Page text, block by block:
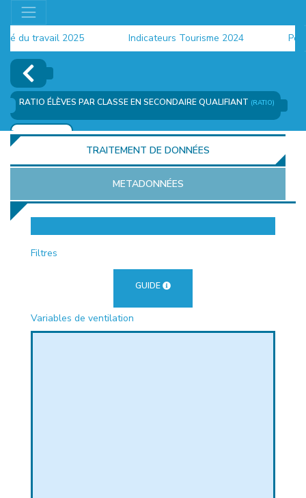
travail 2025 Indicateurs Tourisme 2024
RATIO ÉLÈVES PAR CLASSE EN SECONDAIRE QUALIFIANT (RATIO)
AJOUTER
TRAITEMENT DE DONNÉES
METADONNÉES
Filtres
GUIDE
Variables de ventilation